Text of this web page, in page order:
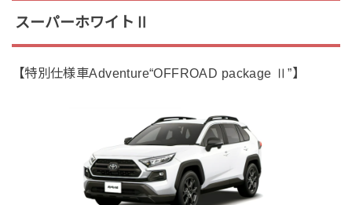
スーパーホワイトⅡ
【特別仕様車Adventure“OFFROAD package Ⅱ”】